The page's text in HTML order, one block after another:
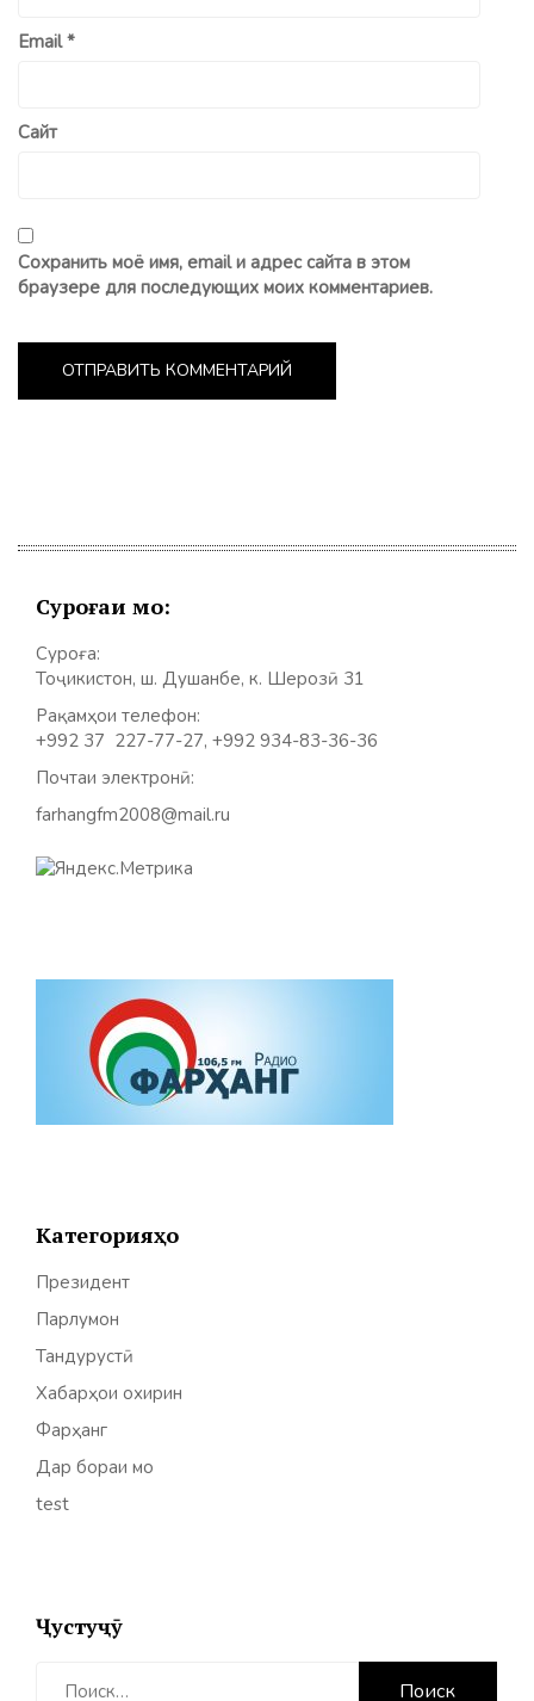
Email*
Сайт
Сохранить моё имя, email и адрес сайта в этом
браузере для последующих моих комментариев.
Суроғаи мо:
Суроға:
Тоҷикистон, ш. Душанбе, к. Шерозӣ 31
Рақамҳои телефон:
+992 37 227-77-27, +992 934-83-36-36
Почтаи электронӣ:
farhangfm2008@mail.ru
Категорияҳо
Президент
Парлумон
Тандурустӣ
Хабарҳои охирин
Фарҳанг
Дар бораи мо
test
Ҷустуҷӯ